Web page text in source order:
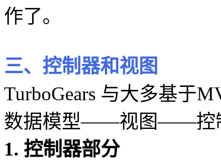
作了。
三、控制器和视图
TurboGears 与大多基于
数据模型——视图——控
1. 控制器部分